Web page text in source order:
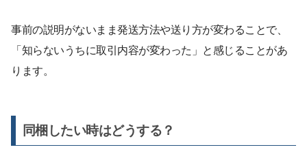
事前の説明がないまま発送方法や送り方が変わることで、
「知らないうちに取引内容が変わった」と感じることがあ
ります。
同梱したい時はどうする？